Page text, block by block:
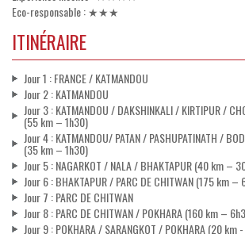
Eco-responsable : ★★★
ITINÉRAIRE
Jour 1 : FRANCE / KATMANDOU
Jour 2 : KATMANDOU
Jour 3 : KATMANDOU / DAKSHINKALI / KIRTIPUR /
(55 km – 1h30)
Jour 4 : KATMANDOU/ PATAN / PASHUPATINATH /
(35 km – 1h30)
Jour 5 : NAGARKOT / NALA / BHAKTAPUR (40 km –
Jour 6 : BHAKTAPUR / PARC DE CHITWAN (175 km –
Jour 7 : PARC DE CHITWAN
Jour 8 : PARC DE CHITWAN / POKHARA (160 km –
Jour 9 : POKHARA / SARANGKOT / POKHARA (20 km